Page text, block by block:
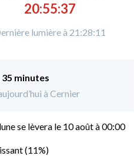
20:55:37
lumière à 21:28:11
35 minutes
à Cernier
se lèvera le 10 août à 00:00
(11%)